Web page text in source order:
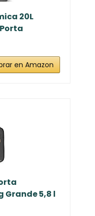
20L
en Amazon
Grande 5,8 l